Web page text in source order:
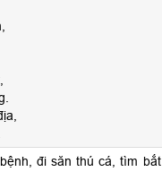
đi săn thú cá, tìm bắt